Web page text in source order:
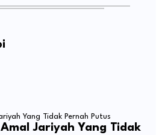
Jariyah Yang Tidak